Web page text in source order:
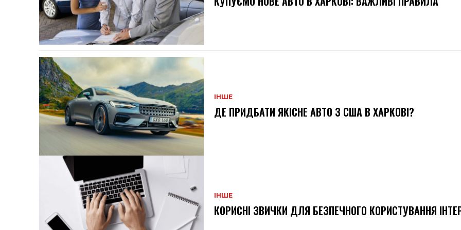
ІНШЕ
ДЕ ПРИДБАТИ ЯКІСНЕ АВТО З США В ХАРКОВІ?
ІНШЕ
КОРИСНІ ЗВИЧКИ ДЛЯ БЕЗПЕЧНОГО КОРИСТУВАННЯ